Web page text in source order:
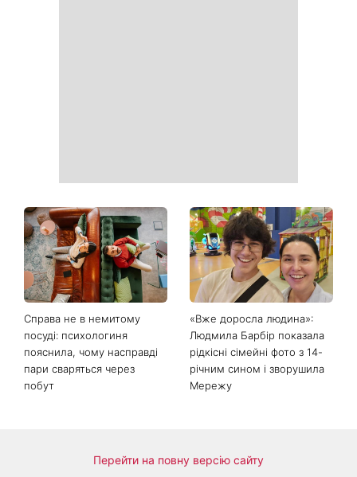
Справа не в немитому
посуді: психологиня
пояснила, чому насправді
пари сваряться через
побут
«Вже доросла людина»:
Людмила Барбір показала
рідкісні сімейні фото з 14-
річним сином і зворушила
Мережу
Перейти на повну версію сайту